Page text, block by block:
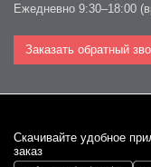
Ежедневно 9:30–18:00
Заказать обратный
Cкачивайте удобное
заказ